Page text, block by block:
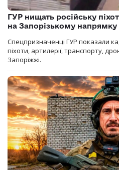
ГУР нищать російську
на Запорізькому напрямку
Спецпризначенці ГУР показали
піхоти, артилерії, транспорту,
Запоріжжі.